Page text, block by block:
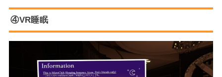
④VR睡眠